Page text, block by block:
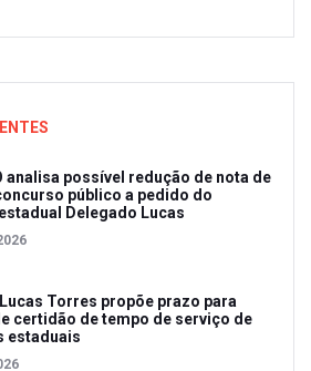
analisa possível redução de nota de
público a pedido do
Delegado Lucas
Torres propõe prazo para
certidão de tempo de serviço de
estaduais